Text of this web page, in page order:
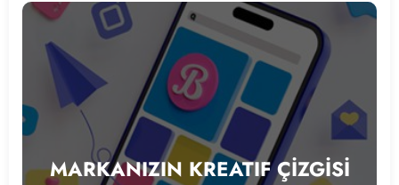
MARKANIZIN KREATIF ÇİZGİSİ